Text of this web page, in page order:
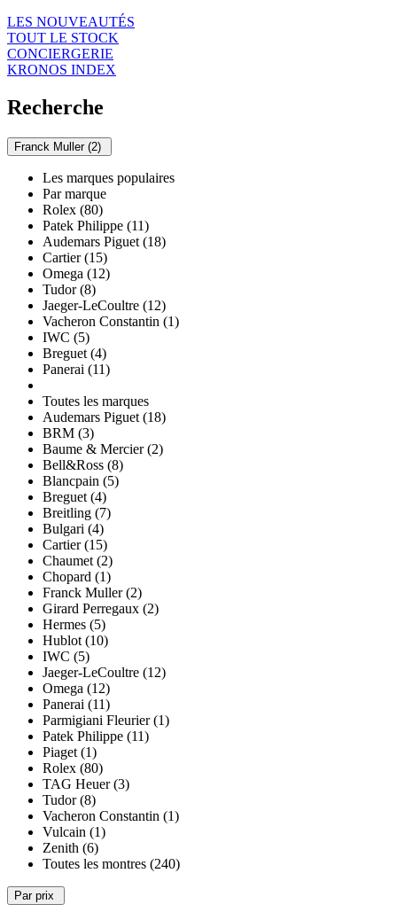
LES NOUVEAUTÉS
TOUT LE STOCK
CONCIERGERIE
KRONOS INDEX
Recherche
Franck Muller (2)
Les marques populaires
Par marque
Rolex (80)
Patek Philippe (11)
Audemars Piguet (18)
Cartier (15)
Omega (12)
Tudor (8)
Jaeger-LeCoultre (12)
Vacheron Constantin (1)
IWC (5)
Breguet (4)
Panerai (11)
Toutes les marques
Audemars Piguet (18)
BRM (3)
Baume & Mercier (2)
Bell&Ross (8)
Blancpain (5)
Breguet (4)
Breitling (7)
Bulgari (4)
Cartier (15)
Chaumet (2)
Chopard (1)
Franck Muller (2)
Girard Perregaux (2)
Hermes (5)
Hublot (10)
IWC (5)
Jaeger-LeCoultre (12)
Omega (12)
Panerai (11)
Parmigiani Fleurier (1)
Patek Philippe (11)
Piaget (1)
Rolex (80)
TAG Heuer (3)
Tudor (8)
Vacheron Constantin (1)
Vulcain (1)
Zenith (6)
Toutes les montres (240)
Par prix